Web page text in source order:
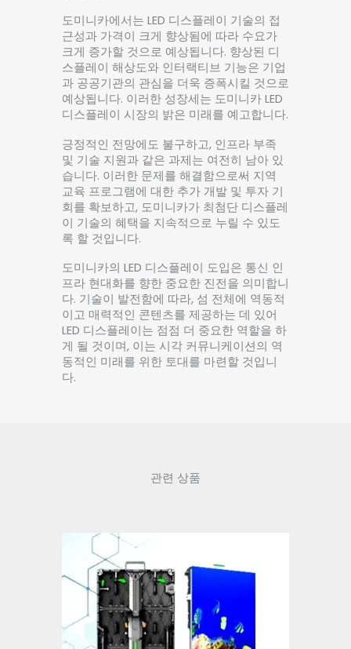
도미니카에서는 LED 디스플레이 기술의 접
근성과 가격이 크게 향상됨에 따라 수요가
크게 증가할 것으로 예상됩니다. 향상된 디
스플레이 해상도와 인터랙티브 기능은 기업
과 공공기관의 관심을 더욱 증폭시킬 것으로
예상됩니다. 이러한 성장세는 도미니카 LED
디스플레이 시장의 밝은 미래를 예고합니다.
긍정적인 전망에도 불구하고, 인프라 부족
및 기술 지원과 같은 과제는 여전히 남아 있
습니다. 이러한 문제를 해결함으로써 지역
교육 프로그램에 대한 추가 개발 및 투자 기
회를 확보하고, 도미니카가 최첨단 디스플레
이 기술의 혜택을 지속적으로 누릴 수 있도
록 할 것입니다.
도미니카의 LED 디스플레이 도입은 통신 인
프라 현대화를 향한 중요한 진전을 의미합니
다. 기술이 발전함에 따라, 섬 전체에 역동적
이고 매력적인 콘텐츠를 제공하는 데 있어
LED 디스플레이는 점점 더 중요한 역할을 하
게 될 것이며, 이는 시각 커뮤니케이션의 역
동적인 미래를 위한 토대를 마련할 것입니
다.
관련 상품